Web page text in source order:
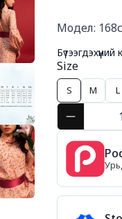
Модел:
Бүтээгдэхүүний
Size
S M L